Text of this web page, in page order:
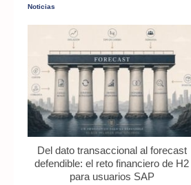
Noticias
Del dato transaccional al forecast
defendible: el reto financiero de H2
para usuarios SAP